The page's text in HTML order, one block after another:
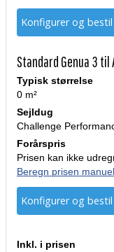
Konfigurer og bestil
Standard Genua 3 til
Typisk størrelse
0 m²
Sejldug
Challenge
Forårspris
Prisen kan ikke
Beregn prisen
Konfigurer og bestil
Inkl. i prisen